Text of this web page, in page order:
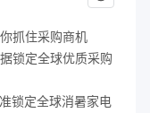
抓住采购商机
锁定全球优质采购
锁定全球消暑家电